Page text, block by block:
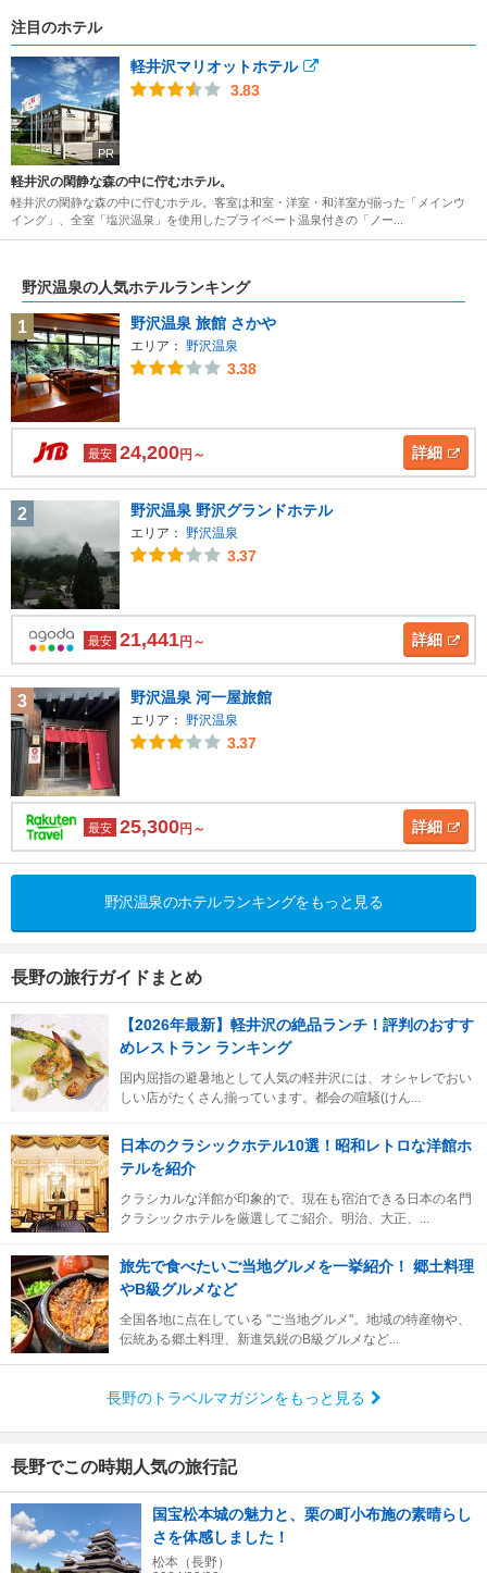
注目のホテル
PR
軽井沢マリオットホテル
3.83
軽井沢の閑静な森の中に佇むホテル。
軽井沢の閑静な森の中に佇むホテル。客室は和室・洋室・和洋室が揃った「メインウ
イング」、全室「塩沢温泉」を使用したプライベート温泉付きの「ノー...
野沢温泉の人気ホテルランキング
1 野沢温泉 旅館 さかや
エリア： 野沢温泉
3.38
最安 24,200円～ 詳細
2 野沢温泉 野沢グランドホテル
エリア： 野沢温泉
3.37
最安 21,441円～ 詳細
3 野沢温泉 河一屋旅館
エリア： 野沢温泉
3.37
最安 25,300円～ 詳細
野沢温泉のホテルランキングをもっと見る
長野の旅行ガイドまとめ
【2026年最新】軽井沢の絶品ランチ！評判のおすす
めレストラン ランキング
国内屈指の避暑地として人気の軽井沢には、オシャレでおい
しい店がたくさん揃っています。都会の喧騒(けん...
日本のクラシックホテル10選！昭和レトロな洋館ホ
テルを紹介
クラシカルな洋館が印象的で、現在も宿泊できる日本の名門
クラシックホテルを厳選してご紹介。明治、大正、...
旅先で食べたいご当地グルメを一挙紹介！ 郷土料理
やB級グルメなど
全国各地に点在している "ご当地グルメ"。地域の特産物や、
伝統ある郷土料理、新進気鋭のB級グルメなど...
長野のトラベルマガジンをもっと見る
長野でこの時期人気の旅行記
国宝松本城の魅力と、栗の町小布施の素晴らし
さを体感しました！
松本（長野）